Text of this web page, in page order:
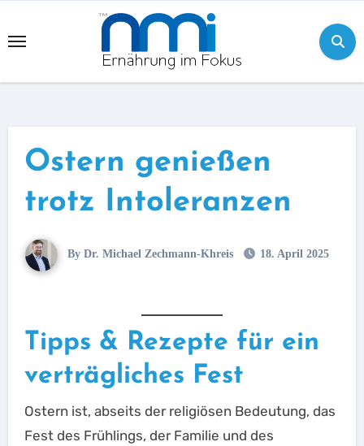
to
Ostern genießen
trotz Intoleranzen
By Dr. Michael Zechmann-Khreis 18. April 2025
Tipps & Rezepte für ein
verträgliches Fest
Ostern ist, abseits der religiösen Bedeutung, das
Fest des Frühlings, der Familie und des